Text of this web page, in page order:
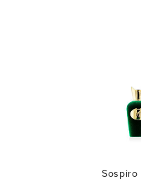
Sospiro